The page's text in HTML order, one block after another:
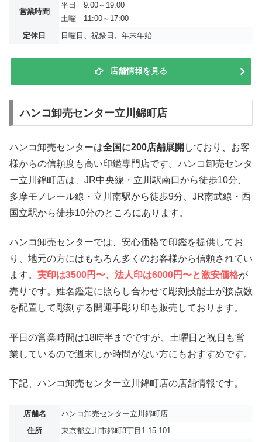
営業時間
平日 9:00～19:00
土曜 11:00～17:00
定休日
日曜日、祝祭日、年末年始
店舗情報を見る
ハンコ卸売センター立川錦町店
ハンコ卸売センターは全国に200店舗展開 しており、お客
様からの信頼度も高い印鑑専門店です。ハンコ卸売センタ
ー立川錦町店は、JR中央線・立川駅南口から徒歩10分、
多摩モノレール線・立川南駅から徒歩9分、JR南武線・西
国立駅から徒歩10分のところにあります。
ハンコ卸売センターでは、安心価格で印鑑を提供してお
り、地元の方にはもちろん多くのお客様から信頼されてい
ます。 実印は3500円〜、法人印は6000円〜と激安価格が
売りです。姓名鑑定に照らし合わせて彫刻技能士が接点数
を配置して彫刻する開運手彫り印も販売しております。
平日の営業時間は18時半までですが、土曜日と祝日も営
業しているので週末しか時間がない方にもおすすめです。
下記、ハンコ卸売センター立川錦町店の店舗情報です。
店舗名
ハンコ卸売センター立川錦町店
住所
東京都立川市錦町3丁目1-15-101